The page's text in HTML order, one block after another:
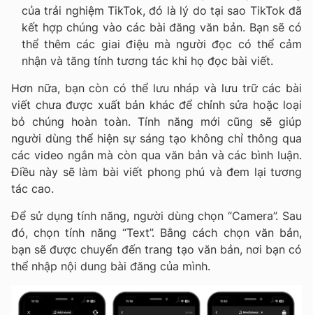
của trải nghiệm TikTok, đó là lý do tại sao TikTok đã
kết hợp chúng vào các bài đăng văn bản. Bạn sẽ có
thể thêm các giai điệu mà người đọc có thể cảm
nhận và tăng tính tương tác khi họ đọc bài viết.
Hơn nữa, bạn còn có thể lưu nháp và lưu trữ các bài
viết chưa được xuất bản khác để chỉnh sửa hoặc loại
bỏ chúng hoàn toàn.Tính năng mới cũng sẽ giúp
người dùng thể hiện sự sáng tạo không chỉ thông qua
các video ngắn mà còn qua văn bản và các bình luận.
Điều này sẽ làm bài viết phong phú và đem lại tương
tác cao.
Để sử dụng tính năng, người dùng chọn “Camera”. Sau
đó, chọn tính năng “Text”. Bằng cách chọn văn bản,
bạn sẽ được chuyển đến trang tạo văn bản, nơi bạn có
thể nhập nội dung bài đăng của mình.